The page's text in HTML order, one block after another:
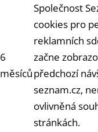
6
měsíců
Společnost
cookies pro
reklamních
začne
předchozí
seznam.cz,
ovlivněná
stránkách.